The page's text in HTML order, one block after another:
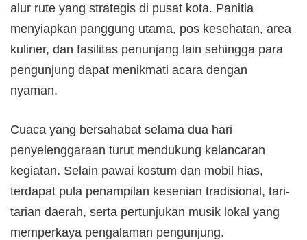
alur rute yang strategis di pusat kota. Panitia
menyiapkan panggung utama, pos kesehatan, area
kuliner, dan fasilitas penunjang lain sehingga para
pengunjung dapat menikmati acara dengan
nyaman.
Cuaca yang bersahabat selama dua hari
penyelenggaraan turut mendukung kelancaran
kegiatan. Selain pawai kostum dan mobil hias,
terdapat pula penampilan kesenian tradisional, tari-
tarian daerah, serta pertunjukan musik lokal yang
memperkaya pengalaman pengunjung.